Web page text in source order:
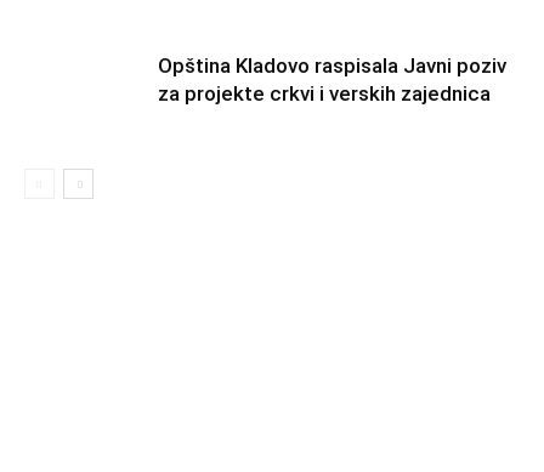
Opština Kladovo raspisala Javni poziv
za projekte crkvi i verskih zajednica